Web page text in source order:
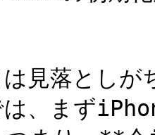
見落とし
、まず